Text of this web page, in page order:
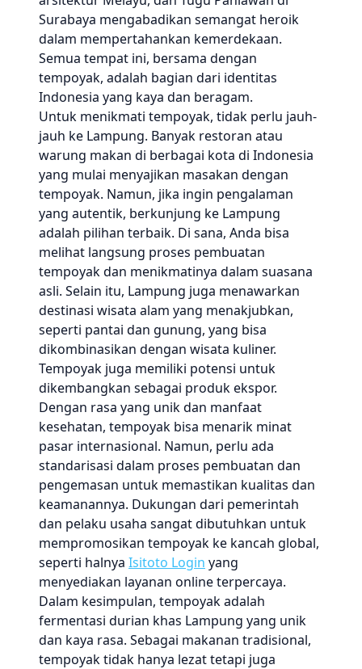
Surabaya mengabadikan semangat heroik
dalam mempertahankan kemerdekaan.
Semua tempat ini, bersama dengan
tempoyak, adalah bagian dari identitas
Indonesia yang kaya dan beragam.
Untuk menikmati tempoyak, tidak perlu jauh-
jauh ke Lampung. Banyak restoran atau
warung makan di berbagai kota di Indonesia
yang mulai menyajikan masakan dengan
tempoyak. Namun, jika ingin pengalaman
yang autentik, berkunjung ke Lampung
adalah pilihan terbaik. Di sana, Anda bisa
melihat langsung proses pembuatan
tempoyak dan menikmatinya dalam suasana
asli. Selain itu, Lampung juga menawarkan
destinasi wisata alam yang menakjubkan,
seperti pantai dan gunung, yang bisa
dikombinasikan dengan wisata kuliner.
Tempoyak juga memiliki potensi untuk
dikembangkan sebagai produk ekspor.
Dengan rasa yang unik dan manfaat
kesehatan, tempoyak bisa menarik minat
pasar internasional. Namun, perlu ada
standarisasi dalam proses pembuatan dan
pengemasan untuk memastikan kualitas dan
keamanannya. Dukungan dari pemerintah
dan pelaku usaha sangat dibutuhkan untuk
mempromosikan tempoyak ke kancah global,
seperti halnya Isitoto Login yang
menyediakan layanan online terpercaya.
Dalam kesimpulan, tempoyak adalah
fermentasi durian khas Lampung yang unik
dan kaya rasa. Sebagai makanan tradisional,
tempoyak tidak hanya lezat tetapi juga